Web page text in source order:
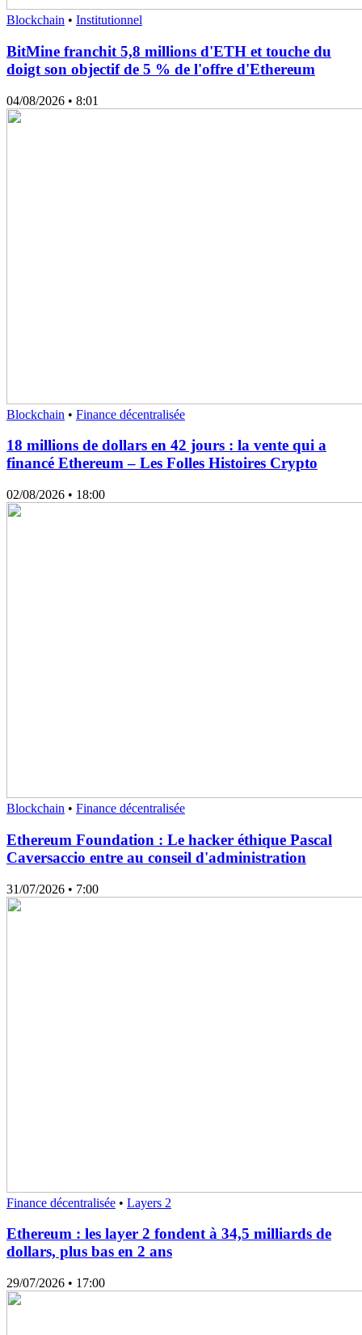
Blockchain • Institutionnel
BitMine franchit 5,8 millions d'ETH et touche du
doigt son objectif de 5 % de l'offre d'Ethereum
04/08/2026 • 8:01
Blockchain • Finance décentralisée
18 millions de dollars en 42 jours : la vente qui a
financé Ethereum – Les Folles Histoires Crypto
02/08/2026 • 18:00
Blockchain • Finance décentralisée
Ethereum Foundation : Le hacker éthique Pascal
Caversaccio entre au conseil d'administration
31/07/2026 • 7:00
Finance décentralisée • Layers 2
Ethereum : les layer 2 fondent à 34,5 milliards de
dollars, plus bas en 2 ans
29/07/2026 • 17:00